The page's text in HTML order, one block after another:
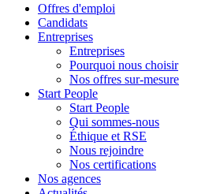
Offres d'emploi
Candidats
Entreprises
Entreprises
Pourquoi nous choisir
Nos offres sur-mesure
Start People
Start People
Qui sommes-nous
Éthique et RSE
Nous rejoindre
Nos certifications
Nos agences